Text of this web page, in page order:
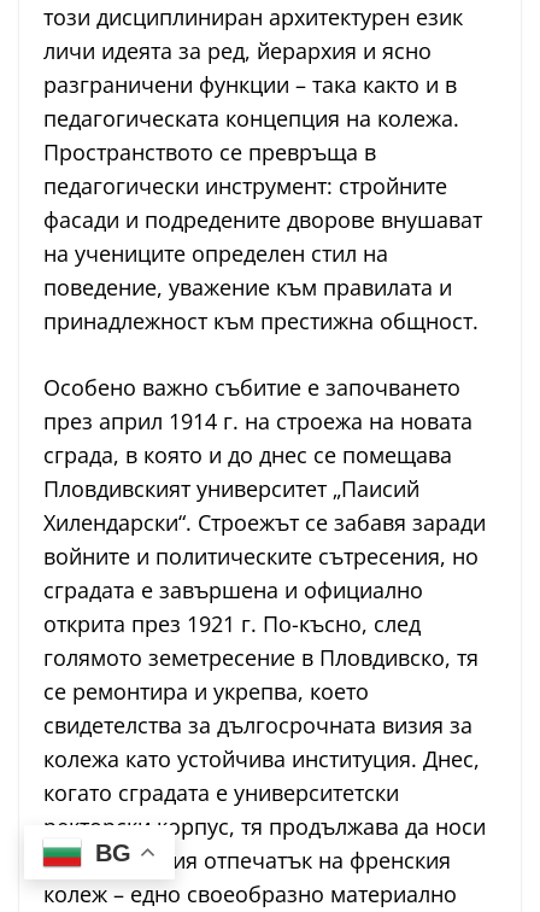
този дисциплиниран архитектурен език
личи идеята за ред, йерархия и ясно
разграничени функции – така както и в
педагогическата концепция на колежа.
Пространството се превръща в
педагогически инструмент: стройните
фасади и подредените дворове внушават
на учениците определен стил на
поведение, уважение към правилата и
принадлежност към престижна общност.
Особено важно събитие е започването
през април 1914 г. на строежа на новата
сграда, в която и до днес се помещава
Пловдивският университет „Паисий
Хилендарски“. Строежът се забавя заради
войните и политическите сътресения, но
сградата е завършена и официално
открита през 1921 г. По-късно, след
голямото земетресение в Пловдивско, тя
се ремонтира и укрепва, което
свидетелства за дългосрочната визия за
колежа като устойчива институция. Днес,
когато сградата е университетски
ректорски корпус, тя продължава да носи
архитектурния отпечатък на френския
колеж – едно своеобразно материално
BG